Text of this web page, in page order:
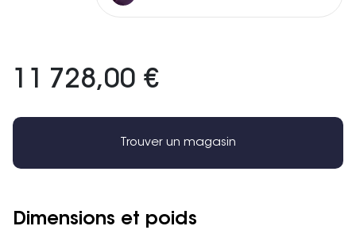
11 728,00 €
Trouver un magasin
Dimensions et poids